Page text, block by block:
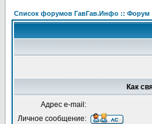
Список форумов ГавГав.Инфо :: Форум
Как
Адрес e-mail:
Личное сообщение: